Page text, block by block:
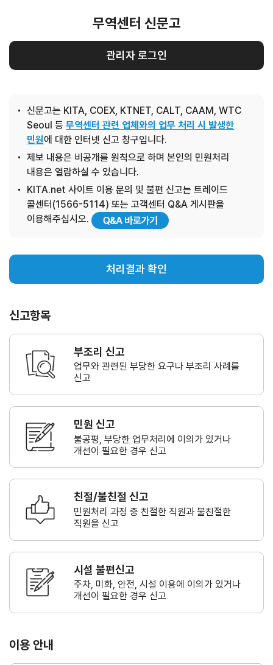
무역센터 신문고
관리자 로그인
신문고는 KITA, COEX, KTNET, CALT, CAAM, WTC
Seoul 등무역센터 관련 업체와의 업무 처리 시 발생한
민원에 대한 인터넷 신고 창구입니다.
제보 내용은 비공개를 원칙으로 하며 본인의 민원처리
내용은 열람하실 수 있습니다.
KITA.net 사이트 이용 문의 및 불편 신고는 트레이드
콜센터(1566-5114) 또는 고객센터 Q&A 게시판을
이용해주십시오.
처리결과 확인
신고항목
부조리 신고
업무와 관련된 부당한 요구나 부조리 사례를
신고
민원 신고
불공평, 부당한 업무처리에 이의가 있거나
개선이 필요한 경우 신고
친절/불친절 신고
민원처리 과정 중 친절한 직원과불친절한
직원을 신고
시설 불편신고
주차, 미화, 안전, 시설 이용에 이의가 있거나
개선이 필요한 경우 신고
이용 안내